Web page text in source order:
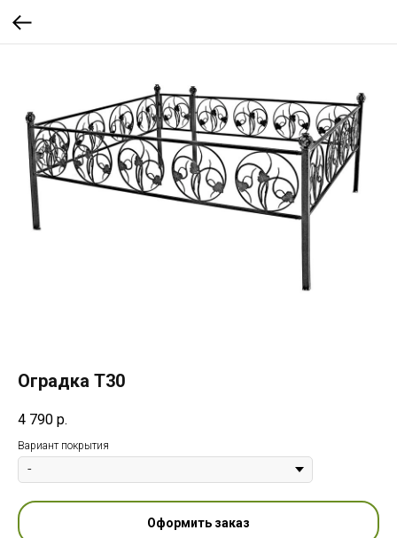
Оградка Т30
4 790 р.
Вариант покрытия
Оформить заказ